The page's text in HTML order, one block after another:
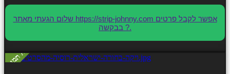
שלום הגעתי מאתר https://strip-johnny.com אפשר לקבל פרטים
בבקשה ?.